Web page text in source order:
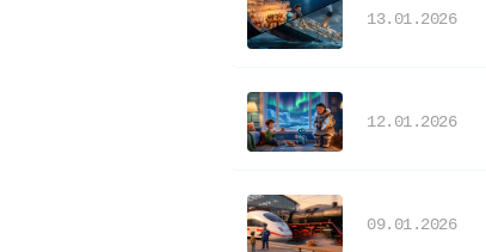
13.01.2026
12.01.2026
09.01.2026